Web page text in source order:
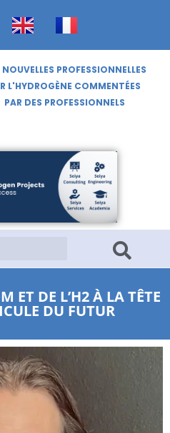
NOUVELLES PROFESSIONNELLES
L'HYDROGÈNE COMMENTÉES
PAR DES PROFESSIONNELS
ET DE L’H2 À LA TÊTE
DU FUTUR